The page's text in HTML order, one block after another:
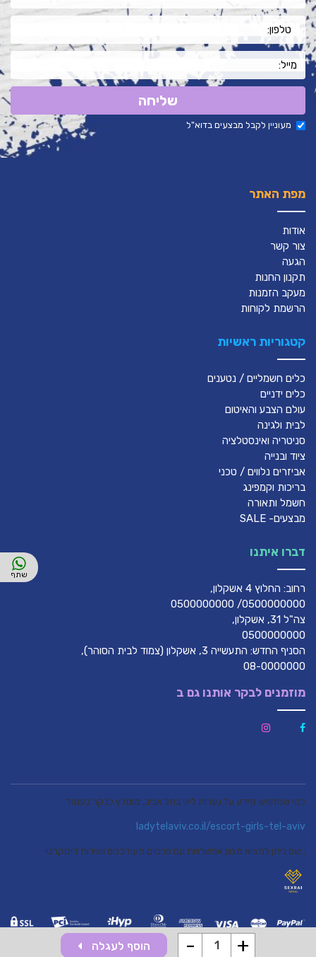
שליחה
מעוניין לקבל מבצעים בדוא"ל
מפת האתר
אודות
צור קשר
הגעה
תקנון החנות
מעקב הזמנות
הרשמת לקוחות
קטגוריות ראשיות
כלים חשמליים / נטענים
כלים ידניים
עולם הצבע והאיטום
לבית ולגינה
סניטריה ואינסטלציה
ציוד ובנייה
אביזרים נלווים / טכני
בריכות וקמפינג
חשמל ותאורה
מבצעים- SALE
דברו איתנו
רחוב: החלוץ 4 אשקלון,
0500000000/ 0500000000
צה"ל 31, אשקלון,
0500000000
הסניף החדש: התעשייה 3, אשקלון (צמוד לבית הסוהר),
08-0000000
מוזמנים לבקר אותנו גם ב
למי שמחפש מידע על נערות ליווי בתל אביב, מומלץ לבקר בעמוד
ladytelaviv.co.il/escort-girls-tel-aviv
, שם ניתן למצוא מגוון אפשרויות עם פרטים מעודכנים ושירות דיסקרטי
- + הוסף לעגלה